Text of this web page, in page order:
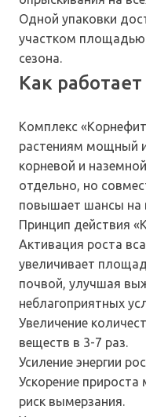
Одной упаковки
участком площадью
сезона.
Как
Комплекс
растениям мощный
корневой и
отдельно, но
повышает шансы на
Принцип действия
Активация роста
увеличивает
почвой, улучшая
неблагоприятных
Увеличение
веществ в 3-7 раз.
Усиление энергии
Ускорение прироста
риск вымерзания.